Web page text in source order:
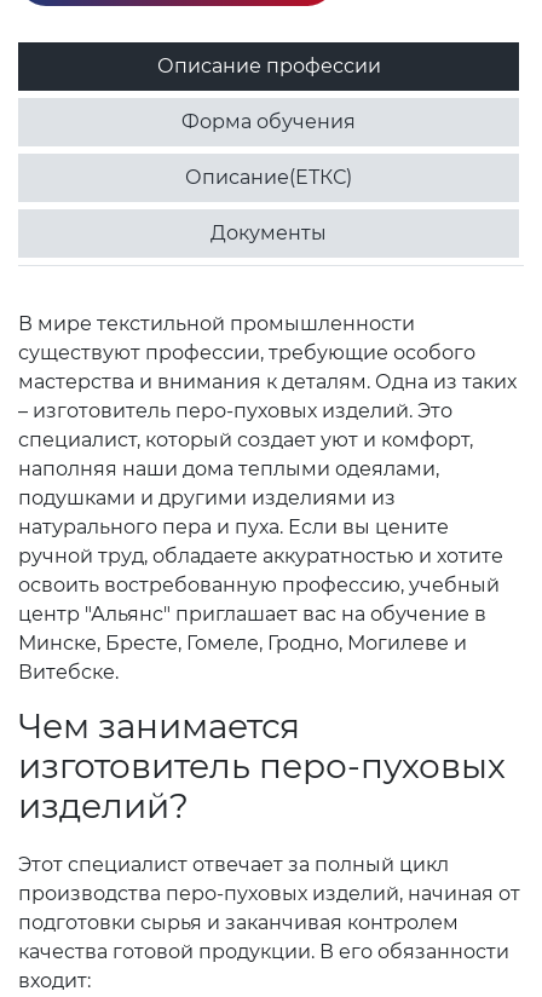
Описание профессии
Форма обучения
Описание(ЕТКС)
Документы
В мире текстильной промышленности
существуют профессии, требующие особого
мастерства и внимания к деталям. Одна из таких
– изготовитель перо-пуховых изделий. Это
специалист, который создает уют и комфорт,
наполняя наши дома теплыми одеялами,
подушками и другими изделиями из
натурального пера и пуха. Если вы цените
ручной труд, обладаете аккуратностью и хотите
освоить востребованную профессию, учебный
центр "Альянс" приглашает вас на обучение в
Минске, Бресте, Гомеле, Гродно, Могилеве и
Витебске.
Чем занимается
изготовитель перо-пуховых
изделий?
Этот специалист отвечает за полный цикл
производства перо-пуховых изделий, начиная от
подготовки сырья и заканчивая контролем
качества готовой продукции. В его обязанности
входит: